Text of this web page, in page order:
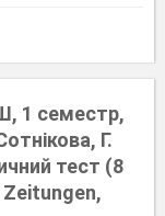
1 семестр,
Г.
тест (8